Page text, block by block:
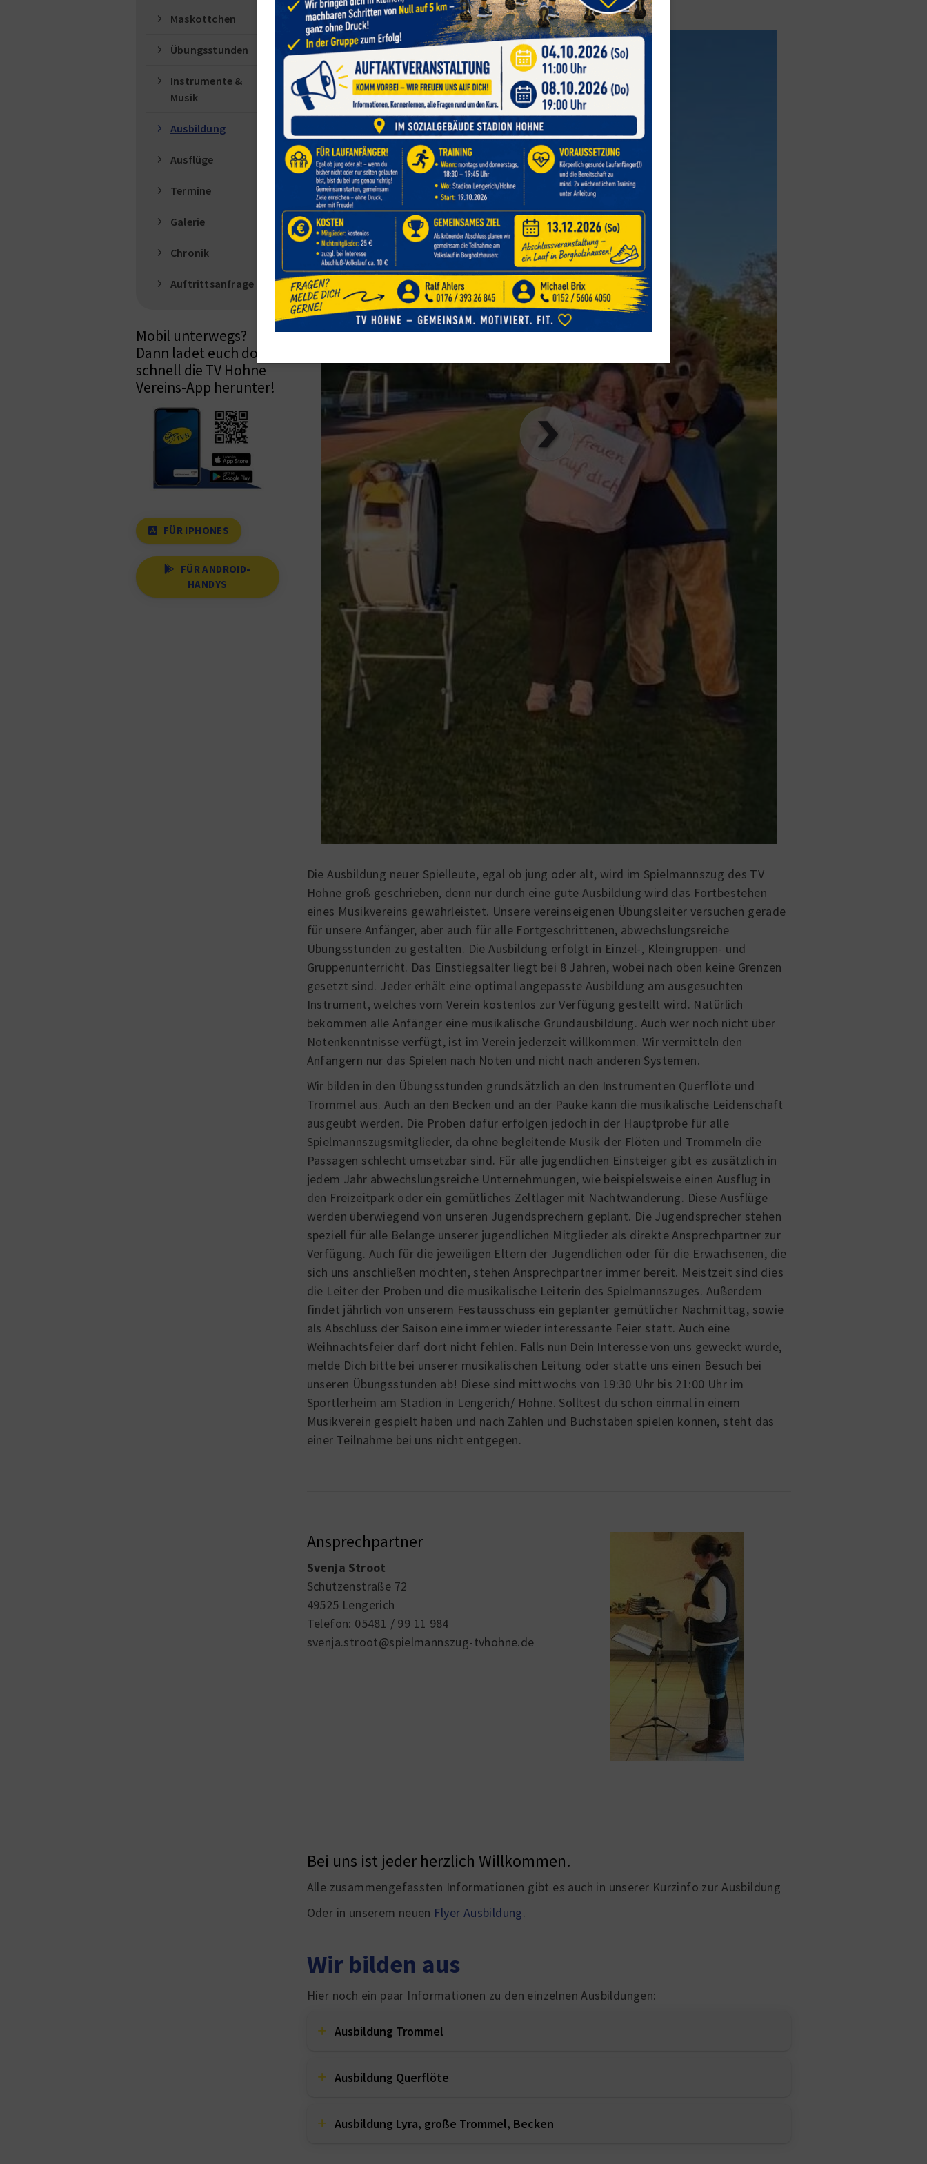
WANTED - Wir suchen genau DICH!
Die Ausbildung neuer Spielleute, egal ob jung oder alt, wird im Spielmannszug des TV
Hohne groß geschrieben, denn nur durch eine gute Ausbildung wird das Fortbestehen
eines Musikvereins gewährleistet. Unsere vereinseigenen Übungsleiter versuchen gerade
für unsere Anfänger, aber auch für alle Fortgeschrittenen, abwechslungsreiche
Übungsstunden zu gestalten. Die Ausbildung erfolgt in Einzel-, Kleingruppen- und
Gruppenunterricht. Das Einstiegsalter liegt bei 8 Jahren, wobei nach oben keine Grenzen
gesetzt sind. Jeder erhält eine optimal angepasste Ausbildung am ausgesuchten
Instrument, welches vom Verein kostenlos zur Verfügung gestellt wird. Natürlich
bekommen alle Anfänger eine musikalische Grundausbildung. Auch wer noch nicht über
Notenkenntnisse verfügt, ist im Verein jederzeit willkommen. Wir vermitteln den
Anfängern nur das Spielen nach Noten und nicht nach anderen Systemen.
Wir bilden in den Übungsstunden grundsätzlich an den Instrumenten Querflöte und
Trommel aus. Auch an den Becken und an der Pauke kann die musikalische Leidenschaft
ausgeübt werden. Die Proben dafür erfolgen jedoch in der Hauptprobe für alle
Spielmannszugsmitglieder, da ohne begleitende Musik der Flöten und Trommeln die
Passagen schlecht umsetzbar sind. Für alle jugendlichen Einsteiger gibt es zusätzlich in
jedem Jahr abwechslungsreiche Unternehmungen, wie beispielsweise einen Ausflug in
den Freizeitpark oder ein gemütliches Zeltlager mit Nachtwanderung. Diese Ausflüge
werden überwiegend von unseren Jugendsprechern geplant. Die Jugendsprecher stehen
speziell für alle Belange unserer jugendlichen Mitglieder als direkte Ansprechpartner zur
Verfügung. Auch für die jeweiligen Eltern der Jugendlichen oder für die Erwachsenen, die
sich uns anschließen möchten, stehen Ansprechpartner immer bereit. Meistzeit sind dies
die Leiter der Proben und die musikalische Leiterin des Spielmannszuges. Außerdem
findet jährlich von unserem Festausschuss ein geplanter gemütlicher Nachmittag, sowie
als Abschluss der Saison eine immer wieder interessante Feier statt. Auch eine
Weihnachtsfeier darf dort nicht fehlen. Falls nun Dein Interesse von uns geweckt wurde,
melde Dich bitte bei unserer musikalischen Leitung oder statte uns einen Besuch bei
unseren Übungsstunden ab! Diese sind mittwochs von 19:30 Uhr bis 21:00 Uhr im
Sportlerheim am Stadion in Lengerich/ Hohne. Solltest du schon einmal in einem
Musikverein gespielt haben und nach Zahlen und Buchstaben spielen können, steht das
einer Teilnahme bei uns nicht entgegen.
Ansprechpartner
Svenja Stroot
Schützenstraße 72
49525 Lengerich
Telefon: 05481 / 99 11 984
svenja.stroot@spielmannszug-tvhohne.de
Bei uns ist jeder herzlich Willkommen.
Alle zusammengefassten Informationen gibt es auch in unserer Kurzinfo zur Ausbildung
Oder in unserem neuen Flyer Ausbildung.
Wir bilden aus
Hier noch ein paar Informationen zu den einzelnen Ausbildungen:
Ausbildung Trommel
Ausbildung Querflöte
Ausbildung Lyra, große Trommel, Becken
Maskottchen
Übungsstunden
Instrumente &
Musik
Ausbildung
Ausflüge
Termine
Galerie
Chronik
Auftrittsanfrage
Mobil unterwegs?
Dann ladet euch doch
schnell die TV Hohne
Vereins-App herunter!
FÜR IPHONES
FÜR ANDROID-
HANDYS